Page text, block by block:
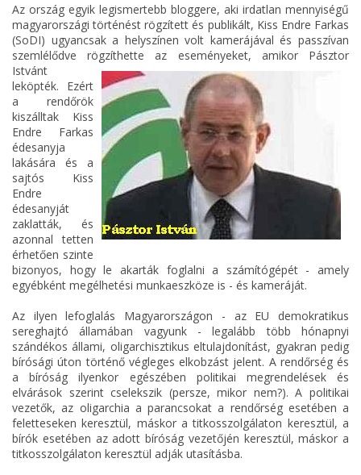
Az ország egyik legismertebb bloggere, aki irdatlan mennyiségű
magyarországi történést rögzített és publikált, Kiss Endre Farkas
(SoDI) ugyancsak a helyszínen volt kamerájával és passzívan
szemlélődve rögzíthette az eseményeket, amikor Pásztor
Istvánt
leköpték. Ezért
a rendőrök
kiszálltak Kiss
Endre Farkas
édesanyja
lakására és a
sajtós Kiss
Endre
édesanyját
zaklatták, és
azonnal tetten
érhetően szinte
bizonyos, hogy le akarták foglalni a számítógépét - amely
egyébként megélhetési munkaeszköze is - és kameráját.
Az ilyen lefoglalás Magyarországon - az EU demokratikus
sereghajtó államában vagyunk - legalább több hónapnyi
szándékos állami, oligarchisztikus eltulajdonítást, gyakran pedig
bírósági úton történő végleges elkobzást jelent. A rendőrség és
a bíróság ilyenkor egészében politikai megrendelések és
elvárások szerint cselekszik (persze, mikor nem?). A politikai
vezetők, az oligarchia a parancsokat a rendőrség esetében a
feletteseken keresztül, máskor a titkosszolgálaton keresztül, a
bírók esetében az adott bíróság vezetőjén keresztül, máskor a
titkosszolgálaton keresztül adják utasításba.